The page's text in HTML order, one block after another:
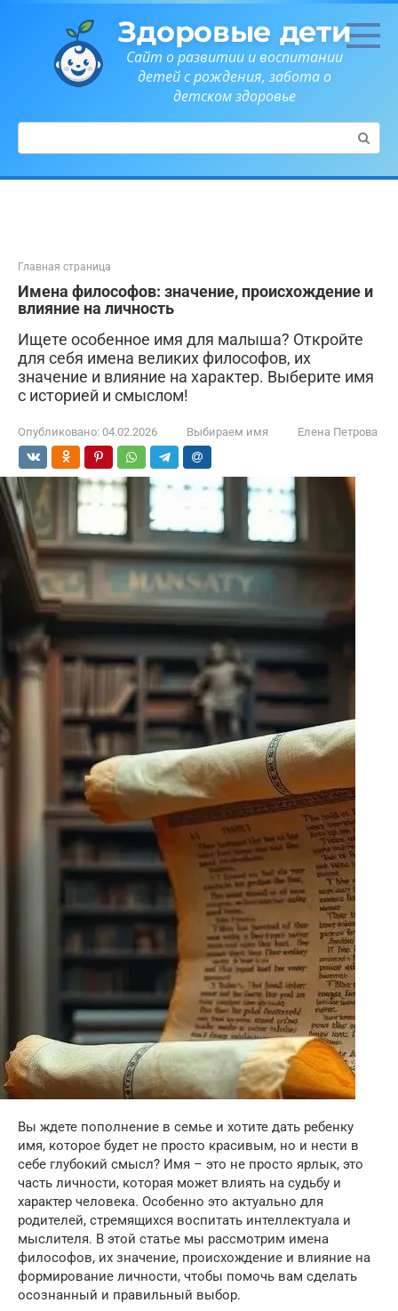
Здоровые дети
Сайт о развитии и воспитании
детей с рождения, забота о
детском здоровье
Поиск:
Главная страница
Имена философов: значение, происхождение и
влияние на личность
Ищете особенное имя для малыша? Откройте
для себя имена великих философов, их
значение и влияние на характер. Выберите имя
с историей и смыслом!
Опубликовано: 04.02.2026 Выбираем имя Елена Петрова
Вы ждете пополнение в семье и хотите дать ребенку
имя, которое будет не просто красивым, но и нести в
себе глубокий смысл? Имя – это не просто ярлык, это
часть личности, которая может влиять на судьбу и
характер человека. Особенно это актуально для
родителей, стремящихся воспитать интеллектуала и
мыслителя. В этой статье мы рассмотрим имена
философов, их значение, происхождение и влияние на
формирование личности, чтобы помочь вам сделать
осознанный и правильный выбор.